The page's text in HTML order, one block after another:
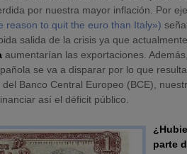
por nuestra mayor inflación. Por
reason to quit the euro than Italy»)
salida de la crisis ya que
aumentarían las exportaciones.
se va a disparar por lo que
Banco Central Europeo (BCE),
así el déficit público.
parte